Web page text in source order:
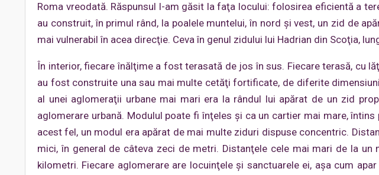
Roma vreodată. Răspunsul l-am găsit la faţa locului: folosirea eficientă a
au construit, în primul rând, la poalele muntelui, în nord şi vest, un zid de
mai vulnerabil în acea direcţie. Ceva în genul zidului lui Hadrian din Scoţia,
În interior, fiecare înălţime a fost terasată de jos în sus. Fiecare terasă, cu
au fost construite una sau mai multe cetăţi fortificate, de diferite
al unei aglomeraţii urbane mai mari era la rândul lui apărat de un zid
aglomerare urbană. Modulul poate fi înţeles şi ca un cartier mai mare,
acest fel, un modul era apărat de mai multe ziduri dispuse concentric.
mici, în general de câteva zeci de metri. Distanţele cele mai mari de la
kilometri. Fiecare aglomerare are locuinţele şi sanctuarele ei, aşa cum